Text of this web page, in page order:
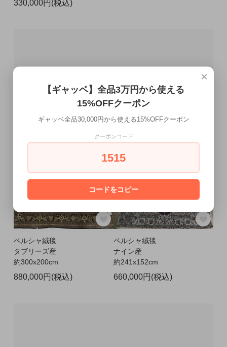
330,000円(税込)
ペルシャ絨毯
タブリーズ産
約300x200cm
880,000円(税込)
ペルシャ絨毯
ナイン産
約241x152cm
660,000円(税込)
×
【ギャッベ】全品3万円から使える
15%OFFクーポン
ギャッベ全品30,000円から使える15%OFFクーポン
クーポンコード
1515
コードをコピー